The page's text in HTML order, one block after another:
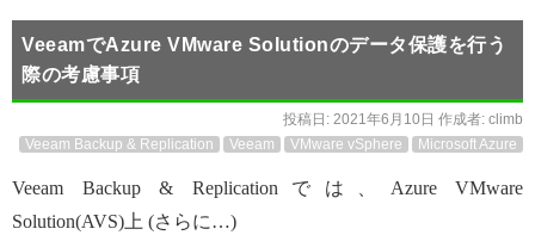
VeeamでAzure VMware Solutionのデータ保護を行う
際の考慮事項
投稿日: 2021年6月10日 作成者: climb
Veeam Backup & Replication
Veeam VMware vSphere Microsoft Azure
Veeam Backup & Replicationでは、Azure VMware
Solution(AVS)上 (さらに…)